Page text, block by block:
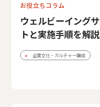
お役立ちコラム
ウェルビーイング
トと実施手順を解説
企業文化・カルチャー醸成